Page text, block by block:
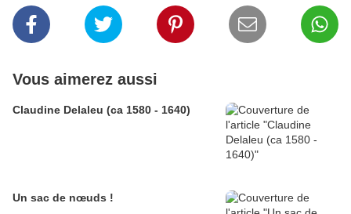
Vous aimerez aussi
Claudine Delaleu (ca 1580 - 1640)
Un sac de nœuds !